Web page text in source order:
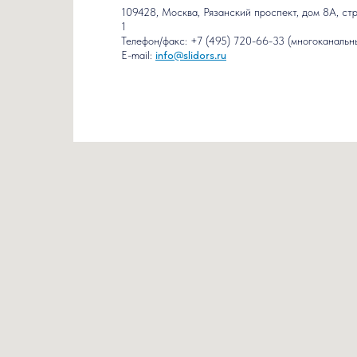
109428, Москва, Рязанский проспект, дом 8А,
1
Телефон/факс: +7 (495) 720-66-33
E-mail: info@slidors.ru